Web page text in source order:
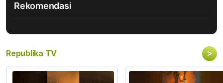
Rekomendasi
Republika TV >